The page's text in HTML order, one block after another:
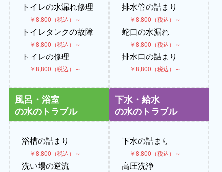
トイレの水漏れ修理
￥8,800（税込）～
トイレタンクの故障
￥8,800（税込）～
トイレの修理
￥8,800（税込）～
排水管の詰まり
￥8,800（税込）～
蛇口の水漏れ
￥8,800（税込）～
排水口の詰まり
￥8,800（税込）～
風呂・浴室
の水のトラブル
浴槽の詰まり
￥8,800（税込）～
洗い場の逆流
下水・給水
の水のトラブル
下水の詰まり
￥8,800（税込）～
高圧洗浄